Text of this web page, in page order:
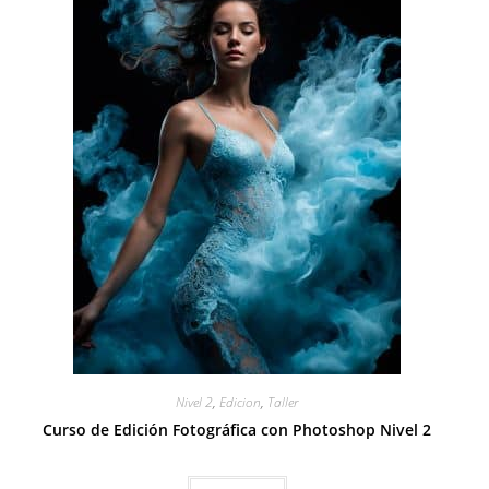
Nivel 2,Edicion, Taller
Curso de Edición Fotográfica con Photoshop Nivel 2